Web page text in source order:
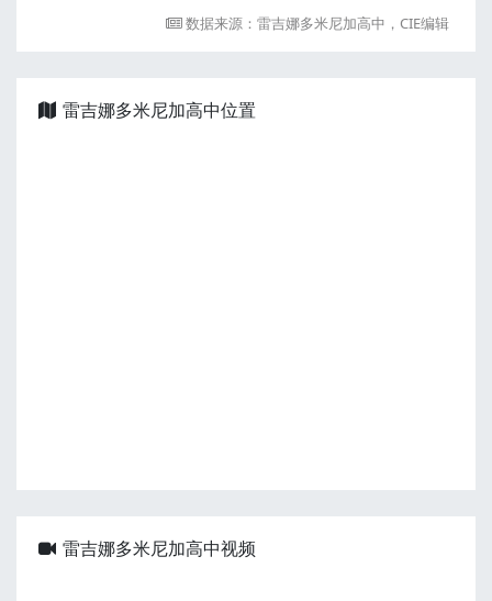
数据来源：雷吉娜多米尼加高中，CIE编辑
雷吉娜多米尼加高中位置
雷吉娜多米尼加高中视频